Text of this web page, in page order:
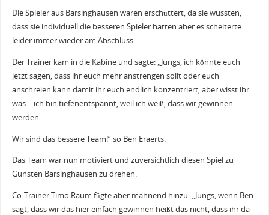
Die Spieler aus Barsinghausen waren erschüttert, da sie wussten,
dass sie individuell die besseren Spieler hatten aber es scheiterte
leider immer wieder am Abschluss.
Der Trainer kam in die Kabine und sagte: „Jungs, ich könnte euch
jetzt sagen, dass ihr euch mehr anstrengen sollt oder euch
anschreien kann damit ihr euch endlich konzentriert, aber wisst ihr
was – ich bin tiefenentspannt, weil ich weiß, dass wir gewinnen
werden.
Wir sind das bessere Team!“ so Ben Eraerts.
Das Team war nun motiviert und zuversichtlich diesen Spiel zu
Gunsten Barsinghausen zu drehen.
Co-Trainer Timo Raum fügte aber mahnend hinzu: „Jungs, wenn Ben
sagt, dass wir das hier einfach gewinnen heißt das nicht, dass ihr da